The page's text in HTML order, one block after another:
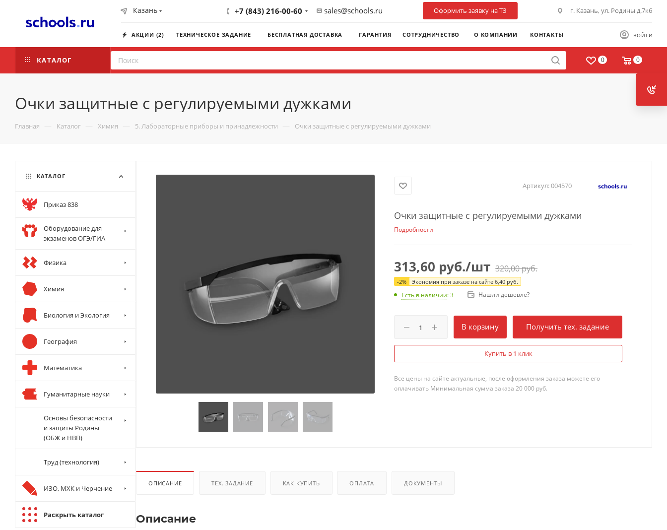
Казань +7 (843) 216-00-60 sales@schools.ru Оформить заявку на ТЗ г. Казань, ул. Родины д.7к6
ВОЙТИ
АКЦИИ (2) ТЕХНИЧЕСКОЕ ЗАДАНИЕ БЕСПЛАТНАЯ ДОСТАВКА ГАРАНТИЯ СОТРУДНИЧЕСТВО О КОМПАНИИ КОНТАКТЫ
0 0
КАТАЛОГ
Очки защитные с регулируемыми дужками
Главная — Каталог — Химия — 5. Лабораторные приборы и принадлежности — Очки защитные с регулируемыми дужками
Артикул:004570
Очки защитные с регулируемыми дужками
Подробности
313,60 руб./шт 320,00руб.
-2% Экономия при заказе на сайте 6,40 руб.
Есть в наличии: 3 Нашли дешевле?
В корзину Получить тех. задание
Купить в 1 клик
Все цены на сайте актуальные, после оформления заказа можете его
оплачивать Минимальная сумма заказа 20 000 руб.
ОПИСАНИЕ ТЕХ. ЗАДАНИЕ КАК КУПИТЬ ОПЛАТА ДОКУМЕНТЫ
Описание
КАТАЛОГ
Приказ 838
Оборудование для
экзаменов ОГЭ/ГИА
Физика
Химия
Биология и Экология
География
Математика
Гуманитарные науки
Основы безопасности
и защиты Родины
(ОБЖ и НВП)
Труд (технология)
ИЗО, МХК и Черчение
Раскрыть каталог